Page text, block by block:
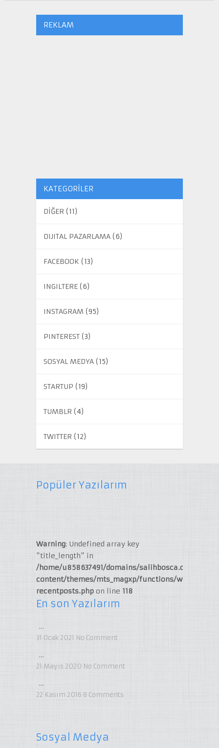
REKLAM
KATEGORILER
DİĞER (11)
DIJITAL PAZARLAMA(6)
FACEBOOK (13)
INGILTERE(6)
INSTAGRAM (95)
PINTEREST(3)
SOSYAL MEDYA(15)
STARTUP (19)
TUMBLR (4)
TWITTER (12)
Popüler Yazılarım
Warning: Undefined array key
"title_length" in
/home/u858637491/domains/salihbosca.com/
content/themes/mts_magxp/functions/widget-
recentposts.phpon line 118
En son Yazılarım
…
31 Ocak 2021 No Comment
…
21 Mayıs 2020 No Comment
…
22 Kasım 2016 8 Comments
Sosyal Medya